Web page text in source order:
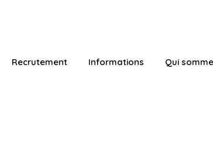
Recrutement Informations Qui